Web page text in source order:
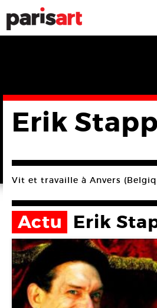
Erik
Vit et travaille à Anvers
Actu Erik